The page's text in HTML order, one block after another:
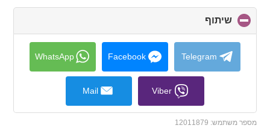
שיתוף
to
collapse
contents
Telegram
Facebook
WhatsApp
Viber
Mail
מספר משתמש: 12011879